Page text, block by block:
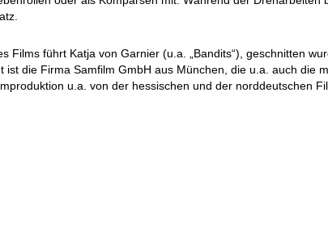
Films führt Katja von Garnier (u.a. „Bandits“), geschnitten
die Firma Samfilm GmbH aus München, die u.a. auch die
u.a. von der hessischen und der norddeutschen